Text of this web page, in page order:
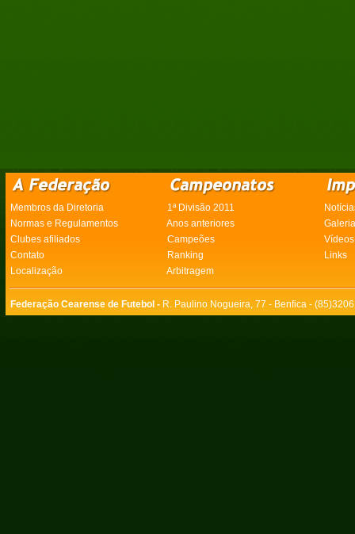
Membros da Diretoria 1ª Divisão 2011
Normas e Regulamentos
Anos anteriores
Clubes afiliados
Campeões
Vídeos
Contato
Ranking
Links
Localização
Arbitragem
Federação Cearense de Futebol - R. Paulino Nogueira, 77 - Benfica -